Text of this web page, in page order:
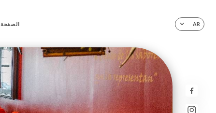
AR الصفحة